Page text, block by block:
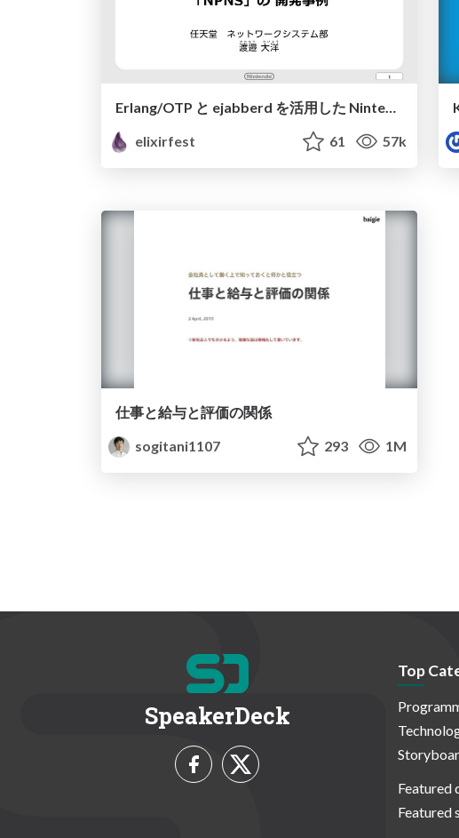
Erlang/OTP と ejabberd を活用した Nintendo Switch(TM)向け プッシュ通知システム 「NPNS」の 開発事例
elixirfest
61 57k
仕事と給与と評価の関係
sogitani1107
293 1M
SpeakerDeck
Top
Featured
Featured